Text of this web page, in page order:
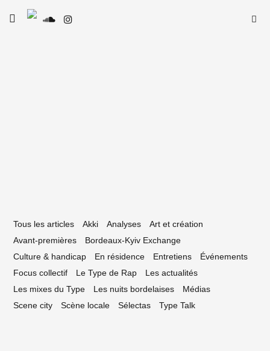
Skip
toggle
Tous les articles Akki Analyses
Art et création
Avant-premières
Bordeaux-Kyiv Exchange
Culture & handicap
En résidence Entretiens
Événements
Focus collectif
Le Type de Rap
Les actualités
Les mixes du Type
Les nuits bordelaises
Médias
Scene city
Scène locale Sélectas Type Talk